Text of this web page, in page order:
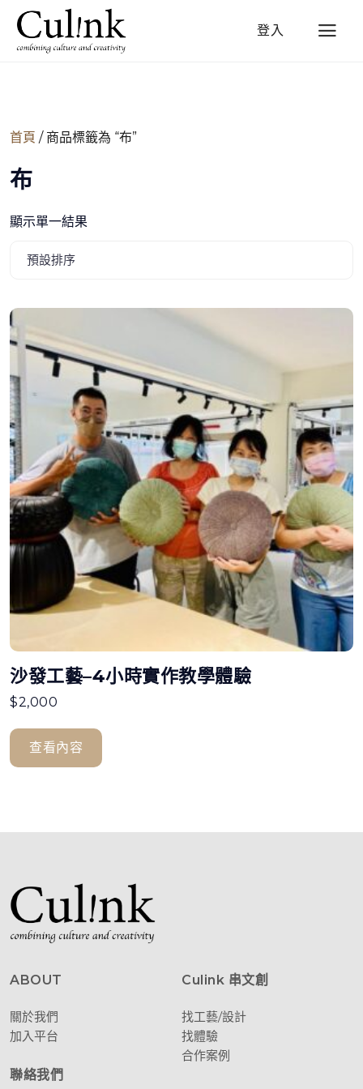
登入
首頁 / 商品標籤為 “布”
布
顯示單一結果
沙發工藝–4小時實作教學體驗
$2,000
查看內容
ABOUT
關於我們
加入平台
Culink 串文創
找工藝/設計
找體驗
合作案例
聯絡我們